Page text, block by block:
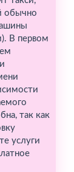
обычно
В первом
так как
услуги